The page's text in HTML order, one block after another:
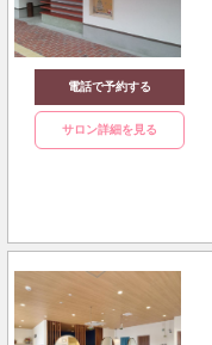
電話で予約する
サロン詳細を見る